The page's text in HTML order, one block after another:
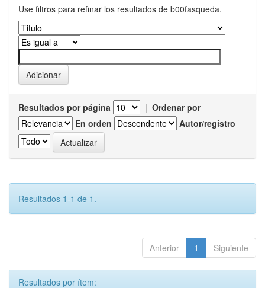
Use filtros para refinar los resultados de b00fasqueda.
Resultados por página | Ordenar por
En orden
Autor/registro
Resultados 1-1 de 1.
Anterior 1 Siguiente
Resultados por ítem: